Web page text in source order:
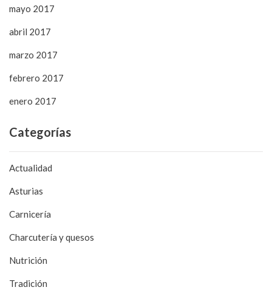
mayo 2017
abril 2017
marzo 2017
febrero 2017
enero 2017
Categorías
Actualidad
Asturias
Carnicería
Charcutería y quesos
Nutrición
Tradición